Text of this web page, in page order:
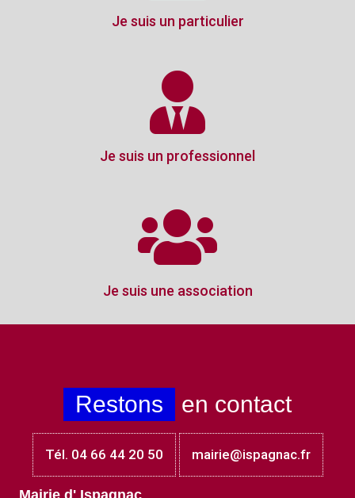
Je suis un particulier
Je suis un professionnel
Je suis une association
Restons en contact
Tél. 04 66 44 20 50 mairie@ispagnac.fr
Mairie d' Ispagnac